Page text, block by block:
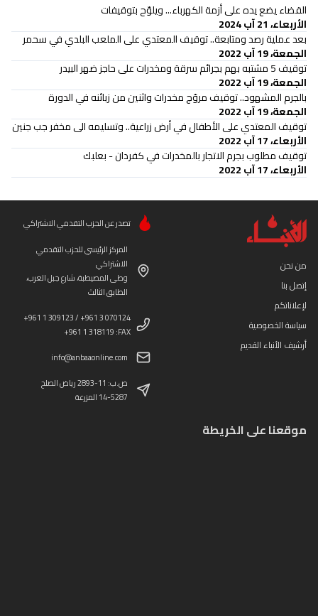
القضاء يضع يده على أزمة الكهرباء... ويلوّح بتوقيفات
الأربعاء، 21 آب 2024
بعد عملية رصد ومتابعة.. توقيف المعتدي على الملعب البلدي في سحمر
الجمعة، 19 آب 2022
توقيف 5 مشتبه بهم بجرائم سرقة ومخدرات على حاجز ضهر البيدر
الجمعة، 19 آب 2022
بالجرم المشهود.. توقيف مروّج مخدرات واثنين من زبائنه في الدورة
الجمعة، 19 آب 2022
توقيف المعتدي على الأطفال في أرض زراعية.. وتسليمه الى مخفر جب جنين
الأربعاء، 17 آب 2022
توقيف مطلوب بجرم الاتجار بالمخدرات في كفردان - بعلبك
الأربعاء، 17 آب 2022
من نحن
إتصل بنا
لإعلاناتكم
سياسة الخصوصية
أرشيف الأنباء القديم
تصدر عن الحزب التقدمي الاشتراكي
المركز الرئيسي للحزب التقدمي
الاشتراكي
وطى المصيطبة، شارع جبل العرب،
الطابق الثالث
+961 1 309123 / +961 3 070124
+961 1 318119 :FAX
info@anbaaonline.com
ص.ب: 11-2893 رياض الصلح
14-5287 المزرعة
موقعنا على الخريطة